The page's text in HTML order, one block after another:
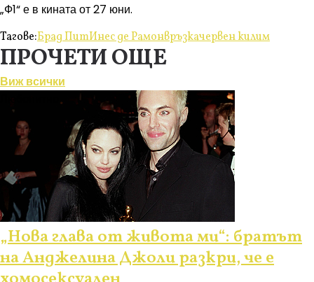
„Ф1“ е в кината от 27 юни.
Тагове:Брад ПитИнес де Рамонвръзкачервен килим
ПРОЧЕТИ ОЩЕ
Виж всички
„Нова глава от живота ми“: братът
на Анджелина Джоли разкри, че е